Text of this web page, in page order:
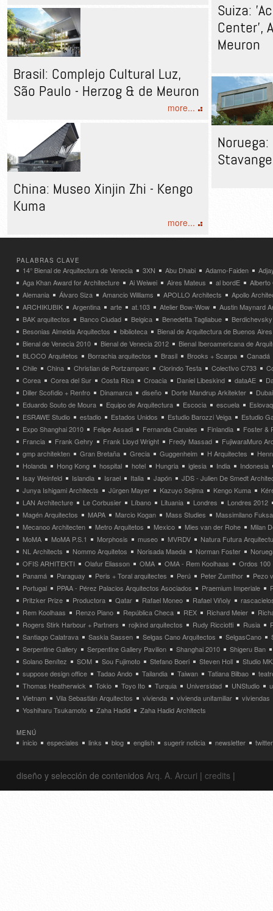
Suiza:
Center',
Meuron
Brasil: Complejo Cultural Luz,
São Paulo - Herzog & de Meuron
more...
China: Museo Xinjin Zhi - Kengo
Kuma
more...
PALABRAS CLAVE
14° Bienal de Arquitectura de Venecia 3XN Abu Dhabi Adamo-Faiden
Aga Khan Award for Architecture
Ai Weiwei Aires Mateus al bordE
Alberto
Alemania
Álvaro Siza Amancio Williams APOLLO Architects
Apollo
ARCHIKUBIK
Argentina arte at.103 Atelier Bow-Wow
Austin Maynard
BAK arquitectos
Banco Ciudad Belgica Benedetta Tagliabue
Besonias Almeida Arquitectos
biblioteca
Bienal de Arquitectura de Buenos Aires
Bienal de Venecia 2010
Bienal de Venecia 2012
Bienal Iberoamericana de
BLOCO Arquitetos
Borrachia arquitectos Brasil Brooks + Scarpa
Canadá
Chile
China Christian de Portzamparc Clorindo Testa Colectivo C733
Corea
Corea del Sur Costa Rica Croacia Daniel Libeskind dataAE
Diller Scofidio + Renfro
Dinamarca diseño Dorte Mandrup Arkitekter
Dubai
Eduardo Souto de Moura
Equipo de Arquitectura Escocia escuela
ESRAWE Studio
estadio Estados Unidos Estudio Barozzi Veiga
Estudio
Expo Shanghai 2010
Felipe Assadi Fernanda Canales Finlandia
Foster &
Francia
Frank Gehry Frank Lloyd Wright Fredy Massad
FujiwaraMuro
gmp architekten
Gran Bretaña Grecia Guggenheim H Arquitectes
Holanda
Hong Kong hospital hotel Hungria iglesia India
Indonesia
Isay Weinfeld
Islandia Israel Italia Japón
JDS - Julien De Smedt
Junya Ishigami Architects
Jürgen Mayer Kazuyo Sejima Kengo Kuma
LAN Architecture
Le Corbusier Líbano Lituania Londres
Londres 2012
Magén Arquitectos
MAPA Marcio Kogan Mass Studies
Massimilano
Mecanoo Architecten
Metro Arquitetos Mexico Mies van der Rohe
Milan
MoMA
MoMA P.S.1 Morphosis museo MVRDV
Natura Futura
NL Architects
Nommo Arquitetos Norisada Maeda Norman Foster
OFIS ARHITEKTI
Olafur Eliasson OMA OMA - Rem Koolhaas
Ordos 100
Panamá
Paraguay Peris + Toral arquitectes Perú Peter Zumthor
Pezo
Portugal
PPAA - Pérez Palacios Arquitectos Asociados Praemium Imperiale
Pritzker Prize
Productora Qatar Rafael Moneo Rafael Viñoly
Rem Koolhaas
Renzo Piano República Checa REX Richard Meier
Rogers Stirk Harbour + Partners
rojkind arquitectos Rudy Ricciotti Rusia
Santiago Calatrava
Saskia Sassen Selgas Cano Arquitectos SelgasCano
Serpentine Gallery
Serpentine Gallery Pavilion Shanghai 2010
Shigeru Ban
Solano Benítez
SOM Sou Fujimoto Stefano Boeri Steven Holl
Studio
suppose design office
Tadao Ando Tailandia Taiwan Tatiana Bilbao
Thomas Heatherwick
Tokio Toyo Ito Turquia Universidad UNStudio
Vietnam
Vila Sebastián Arquitectos vivienda vivienda unifamiliar
viviendas
Yoshiharu Tsukamoto
Zaha Hadid Zaha Hadid Architects
MENÚ
inicio especiales links blog english sugerir noticia newsletter twitter
diseño y selección de contenidos Arq. A. Arcuri | credits |